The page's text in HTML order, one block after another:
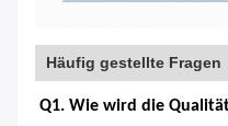
Häufig gestellte Fragen
Q1. Wie wird die